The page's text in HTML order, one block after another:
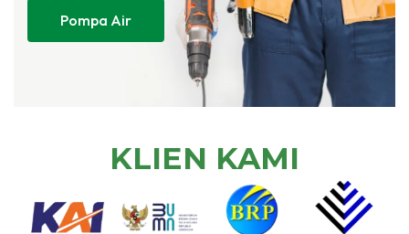
Pompa Air
KLIEN KAMI